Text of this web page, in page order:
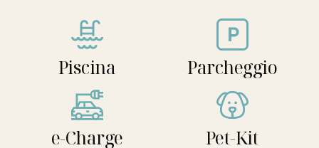
Piscina Parcheggio
e-Charge Pet-Kit